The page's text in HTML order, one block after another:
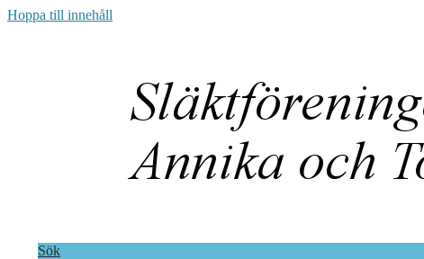
Hoppa till innehåll
Sök